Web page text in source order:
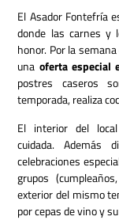
El Asador Fontefría
donde las carnes y
honor. Por la
una oferta especial
postres caseros
temporada, realiza
El interior del
cuidada. Además
celebraciones
grupos
exterior del mismo
por cepas de vino y